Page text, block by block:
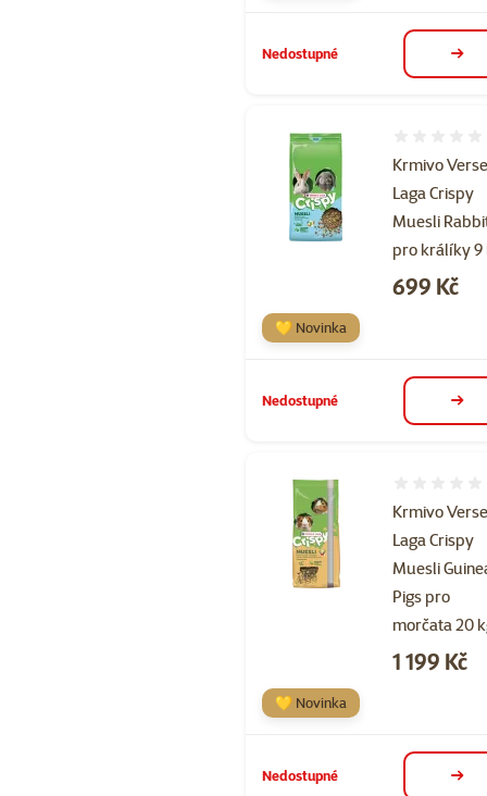
Nedostupné
Krmivo
Laga Crispy
Muesli
pro králíky 9
Cena
699 Kč
💛 Novinka
Nedostupné
Krmivo
Laga Crispy
Muesli
Pigs pro
morčata 20
Cena
1 199 Kč
💛 Novinka
Nedostupné